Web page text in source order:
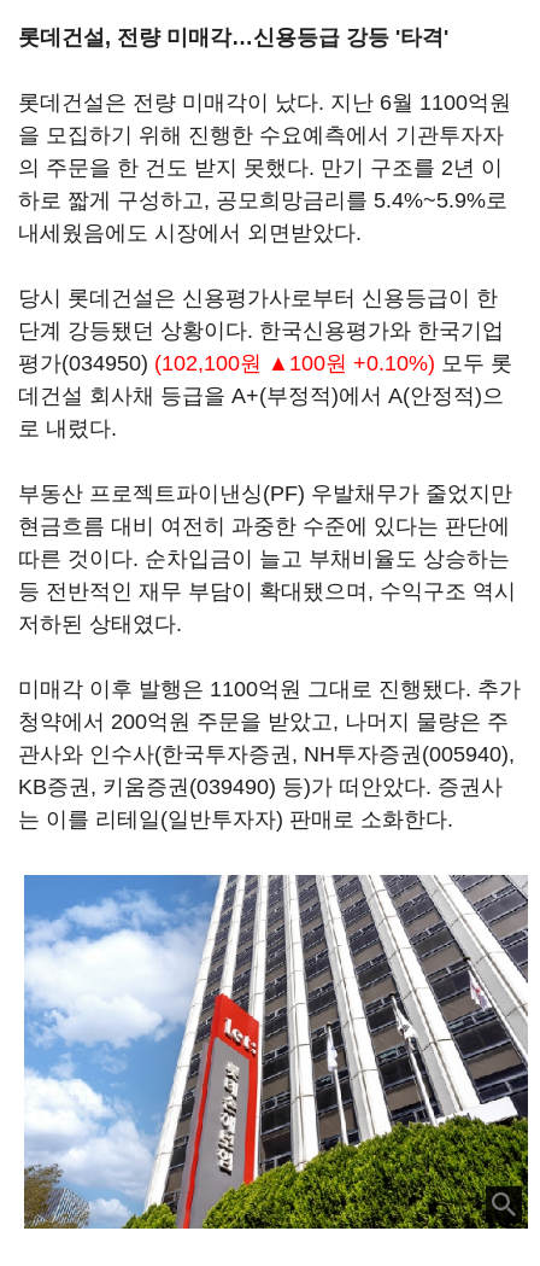
롯데건설, 전량 미매각…신용등급 강등 '타격'
롯데건설은 전량 미매각이 났다. 지난 6월 1100억원
을 모집하기 위해 진행한 수요예측에서 기관투자자
의 주문을 한 건도 받지 못했다. 만기 구조를 2년 이
하로 짧게 구성하고, 공모희망금리를 5.4%~5.9%로
내세웠음에도 시장에서 외면받았다.
당시 롯데건설은 신용평가사로부터 신용등급이 한
단계 강등됐던 상황이다. 한국신용평가와 한국기업
평가(034950) (102,100원 ▲100원 +0.10%) 모두 롯
데건설 회사채 등급을 A+(부정적)에서 A(안정적)으
로 내렸다.
부동산 프로젝트파이낸싱(PF) 우발채무가 줄었지만
현금흐름 대비 여전히 과중한 수준에 있다는 판단에
따른 것이다. 순차입금이 늘고 부채비율도 상승하는
등 전반적인 재무 부담이 확대됐으며, 수익구조 역시
저하된 상태였다.
미매각 이후 발행은 1100억원 그대로 진행됐다. 추가
청약에서 200억원 주문을 받았고, 나머지 물량은 주
관사와 인수사(한국투자증권, NH투자증권(005940),
KB증권, 키움증권(039490) 등)가 떠안았다. 증권사
는 이를 리테일(일반투자자) 판매로 소화한다.